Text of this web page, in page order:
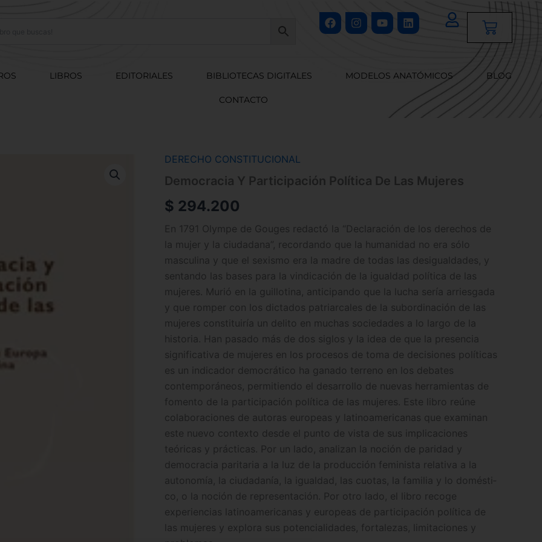
FacebookInstagram
YoutubeLinkedin
Cart
LIBROS EDITORIALES BIBLIOTECAS DIGITALES MODELOS ANATÓMICOS BLOG
CONTACTO
DERECHO CONSTITUCIONAL
Democracia Y Participación Política De Las Mujeres
$ 294.200
En 1791 Olympe de Gouges redactó la “Declaración de los derechos de
la mujer y la ciudadana”, recordando que la humanidad no era sólo
masculina y que el sexismo era la madre de todas las desigualdades, y
sentando las bases para la vindicación de la igualdad política de las
mujeres. Murió en la guillotina, anticipando que la lucha sería arriesgada
y que romper con los dictados patriarcales de la subordinación de las
mujeres constituiría un delito en muchas sociedades a lo largo de la
historia. Han pasado más de dos siglos y la idea de que la presencia
significativa de mujeres en los procesos de toma de decisiones políticas
es un indicador democrático ha ganado terreno en los debates
contemporáneos, permitiendo el desarrollo de nuevas herramientas de
fomento de la participación política de las mujeres. Este libro reúne
colaboraciones de autoras europeas y latinoamericanas que examinan
este nuevo contexto desde el punto de vista de sus implicaciones
teóricas y prácticas. Por un lado, analizan la noción de paridad y
democracia paritaria a la luz de la producción feminista relativa a la
autonomía, la ciudadanía, la igualdad, las cuotas, la familia y lo domésti­
co, o la noción de representación. Por otro lado, el libro recoge
experiencias latinoamericanas y europeas de participación política de
las mujeres y explora sus potencialidades, fortalezas, limitaciones y
Democracia
Participación
De
Mujeres
cantidad